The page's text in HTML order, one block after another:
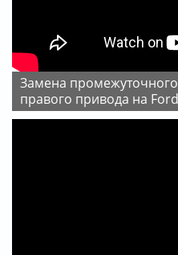
Замена промежуточного подшипника и сальника
правого привода на